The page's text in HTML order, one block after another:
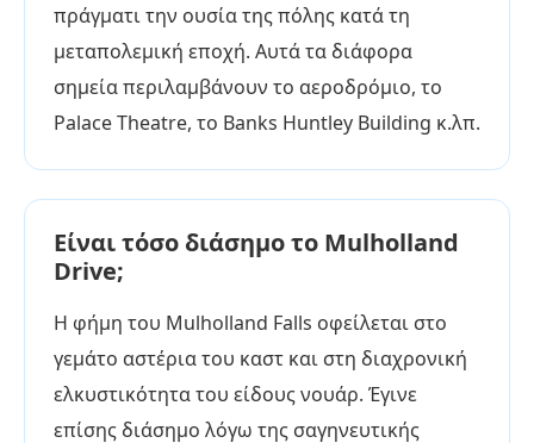
πράγματι την ουσία της πόλης κατά τη
μεταπολεμική εποχή. Αυτά τα διάφορα
σημεία περιλαμβάνουν το αεροδρόμιο, το
Palace Theatre, το Banks Huntley Building κ.λπ.
Είναι τόσο διάσημο το Mulholland
Drive;
Η φήμη του Mulholland Falls οφείλεται στο
γεμάτο αστέρια του καστ και στη διαχρονική
ελκυστικότητα του είδους νουάρ. Έγινε
επίσης διάσημο λόγω της σαγηνευτικής